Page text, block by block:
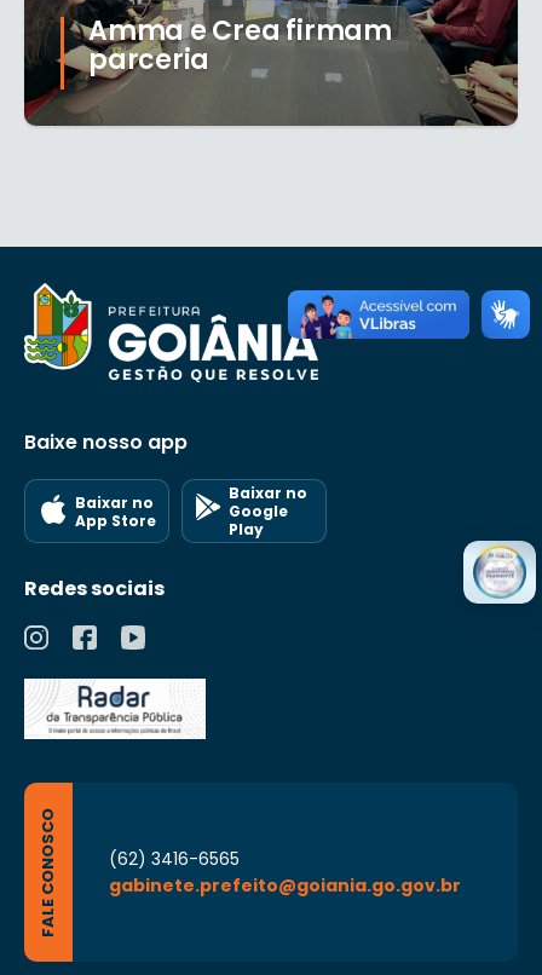
Amma e Crea firmam
parceria
Baixe nosso app
Baixar no
App Store
Baixar no
Google
Play
Redes sociais
FALE CONOSCO
(62) 3416-6565
gabinete.prefeito@goiania.go.gov.br